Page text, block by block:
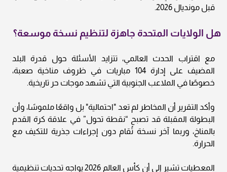
قبل مونديال 2026.
هل الولايات المتحدة جاهزة لتنظيم نسخة موسعة؟
مع اقتراب الحدث العالمي، تتزايد الأسئلة حول قدرة البلد
المضيف على إدارة 104 مباريات في ظروف مناخية صعبة،
خصوصًا في الملاعب الجنوبية التي تشهد موجات حر تاريخية.
وأكد التقرير أن المخاطر لم تعد "احتمالية" بل واقعًا ملموسًا، وأن
البطولة المقبلة قد تصبح “نقطة تحول” في علاقة كرة القدم
بالمناخ، وربما آخر نسخة تُقام دون إجراءات جذرية للتكيف مع
الحرارة.
المعطيات تشير إلى أن كأس العالم 2026 يواجه تحديات تنظيمية